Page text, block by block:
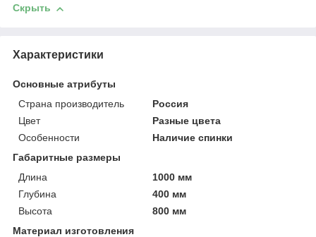
Скрыть
Характеристики
Основные атрибуты
Страна производитель
Россия
Цвет
Разные цвета
Особенности
Наличие спинки
Габаритные размеры
Длина
1000 мм
Глубина
400 мм
Высота
800 мм
Материал изготовления